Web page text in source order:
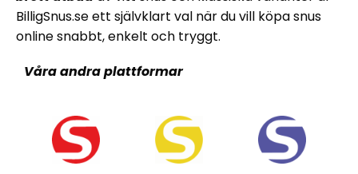
BilligSnus.se ett självklart val när du vill köpa snus
online snabbt, enkelt och tryggt.
Våra andra plattformar